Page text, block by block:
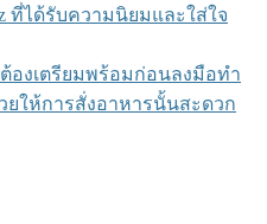
ที่ได้รับความนิยมและใส่ใจ
องเตรียมพร้อมก่อนลงมือทำ
ยให้การสั่งอาหารนั้นสะดวก